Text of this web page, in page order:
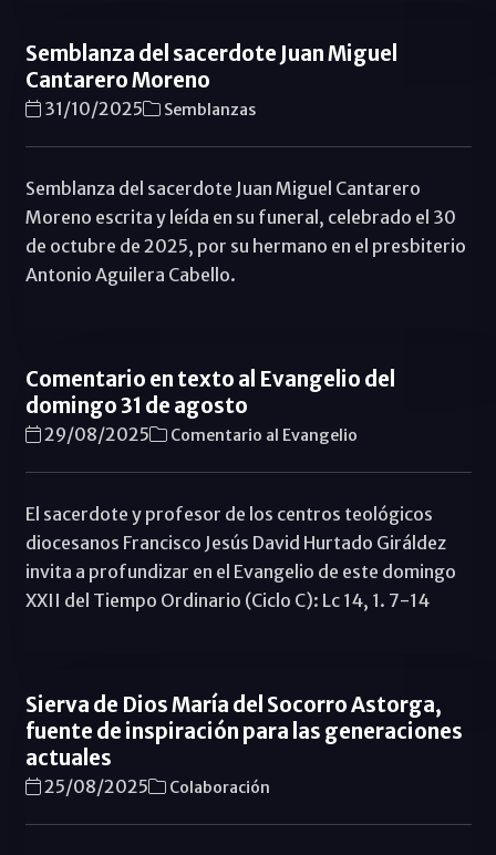
Semblanza del sacerdote Juan Miguel
Cantarero Moreno
31/10/2025 Semblanzas
Semblanza del sacerdote Juan Miguel Cantarero
Moreno escrita y leída en su funeral, celebrado el 30
de octubre de 2025, por su hermano en el presbiterio
Antonio Aguilera Cabello.
Comentario en texto al Evangelio del
domingo 31 de agosto
29/08/2025 Comentario al Evangelio
El sacerdote y profesor de los centros teológicos
diocesanos Francisco Jesús David Hurtado Giráldez
invita a profundizar en el Evangelio de este domingo
XXII del Tiempo Ordinario (Ciclo C): Lc 14, 1. 7-14
Sierva de Dios María del Socorro Astorga,
fuente de inspiración para las generaciones
actuales
25/08/2025 Colaboración